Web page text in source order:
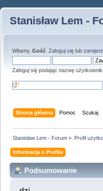
Stanisław Lem -
Witamy, Gość Zaloguj się lub
Zaloguj się podając nazwę
Strona główna Pomoc Szukaj
Stanisław Lem - Forum » Profil
Informacja o Profilu
Podsumowanie